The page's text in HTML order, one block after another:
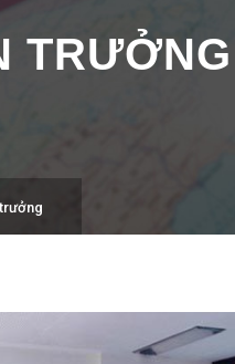
TRƯỞNG